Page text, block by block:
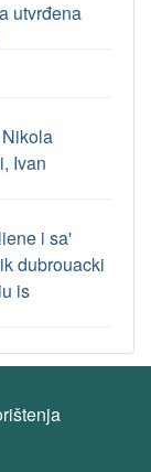
utvrđena
Ivan
i sa'
dubrouacki
is